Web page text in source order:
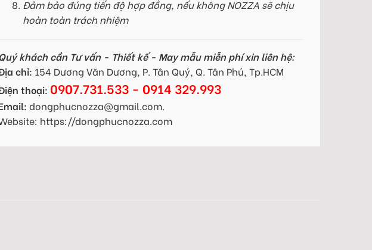
Đảm bảo đúng tiến độ hợp đồng, nếu không NOZZA sẽ chịu
hoàn toàn trách nhiệm
Quý khách cần Tư vấn - Thiết kế - May mẫu miễn phí xin liên hệ:
chỉ: 154 Dương Văn Dương, P. Tân Quý, Q. Tân Phú, Tp.HCM
thoại: 0907.731.533 - 0914 329.993
dongphucnozza@gmail.com.
https://dongphucnozza.com